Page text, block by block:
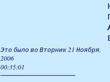
Это было во Вторник 21 Ноября,
2006
00:35:01